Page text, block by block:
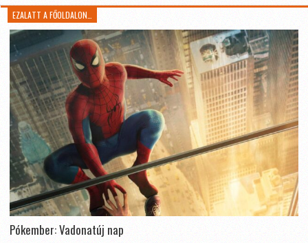
EZALATT A FŐOLDALON…
Pókember: Vadonatúj nap